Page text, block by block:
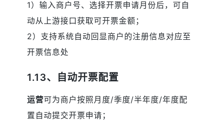
1）输入商户号、选择开票申请月份后，可自
动从上游接口获取可开票金额；
2）支持系统自动回显商户的注册信息对应至
开票信息处
1.13、自动开票配置
运营可为商户按照月度/季度/半年度/年度配
置自动提交开票申请；